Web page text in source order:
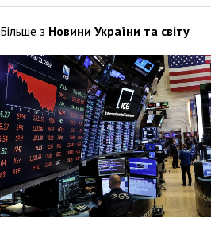
Більше з Новини України та світу